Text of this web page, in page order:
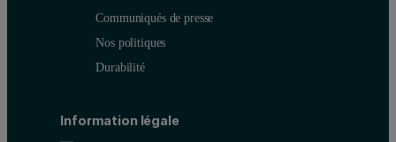
Communiqués de presse
Nos politiques
Durabilité
Information légale